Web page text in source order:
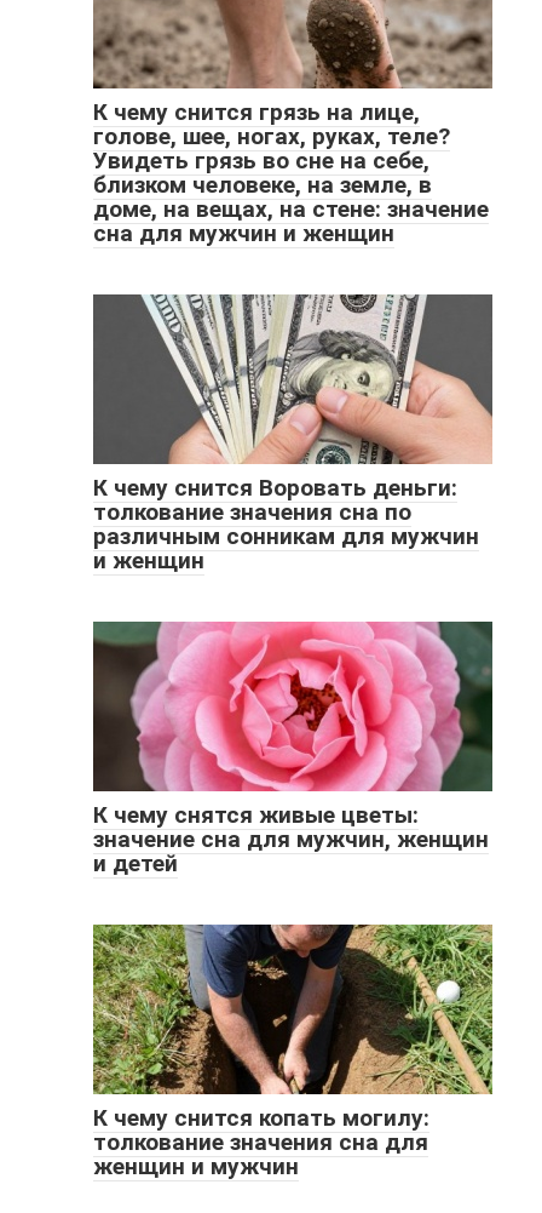
К чему снится грязь на лице,
голове, шее, ногах, руках, теле?
Увидеть грязь во сне на себе,
близком человеке, на земле, в
доме, на вещах, на стене: значение
сна для мужчин и женщин
К чему снится Воровать деньги:
толкование значения сна по
различным сонникам для мужчин
и женщин
К чему снятся живые цветы:
значение сна для мужчин, женщин
и детей
К чему снится копать могилу:
толкование значения сна для
женщин и мужчин